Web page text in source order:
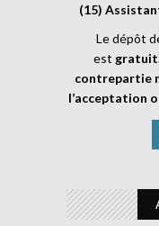
(15)
Le dépôt
est gratuit
contrepartie
l’acceptation